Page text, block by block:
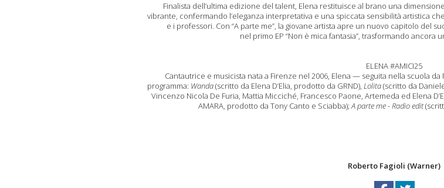
Finalista dell’ultima edizione del talent, Elena restituisce al brano una
vibrante, confermando l’eleganza interpretativa e una spiccata sensibilità artistica c
e i professori. Con “A parte me”, la giovane artista apre un nuovo capitolo del
nel primo EP “Non è mica fantasia”, trasformando ancora
ELENA #AMICI25
Cantautrice e musicista nata a Firenze nel 2006, Elena — seguita nella scuola
programma: Wanda(scritto da Elena D’Elia, prodotto da GRND), Lolita(scritto da
Vincenzo Nicola De Furia, Mattia Micciché, Francesco Paone, Artemeda ed Elena
AMARA, prodotto da Tony Canto e Sciabba);A parte me - Radioedit
Roberto Fagioli (Warner)